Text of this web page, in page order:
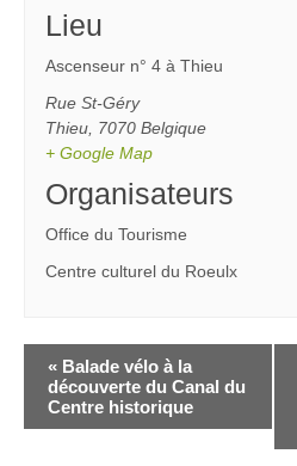
Lieu
Ascenseur n° 4 à Thieu
Rue St-Géry
Thieu, 7070 Belgique
+ Google Map
Organisateurs
Office du Tourisme
Centre culturel du Roeulx
« Balade vélo à la
découverte du Canal du
Centre historique